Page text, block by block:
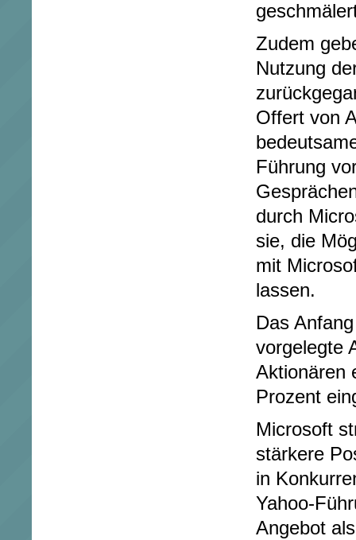
Zudem
Nutzung
Offert von
Führung
durch
sie, die
mit
lassen.
Das
vorgelegte
Aktionären
Prozent
Microsoft
stärkere
in
Yahoo-
Angebot